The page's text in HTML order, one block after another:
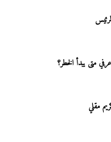
متى يبدأ الخطر؟
مقلي